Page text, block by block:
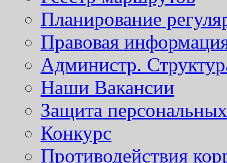
Планирование
Правовая
Администр.
Наши Вакансии
Защита
Конкурс
Противодействия